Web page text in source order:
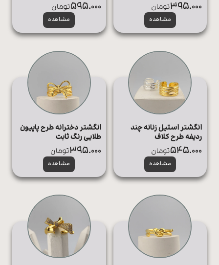
مشاهده
395.000تومان
مشاهده
595.000تومان
انگشتر استیل زنانه چند
ردیفه طرح کلاف
مشاهده
545.000تومان
انگشتر دخترانه طرح پاپیون
طلایی رنگ ثابت
مشاهده
395.000تومان